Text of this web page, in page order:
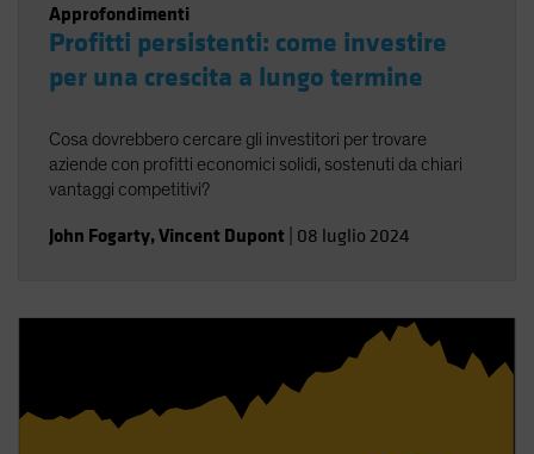
Approfondimenti
Profitti persistenti: come investire
per una crescita a lungo termine
Cosa dovrebbero cercare gli investitori per trovare
aziende con profitti economici solidi, sostenuti da chiari
vantaggi competitivi?
John Fogarty,Vincent Dupont 08 luglio 2024